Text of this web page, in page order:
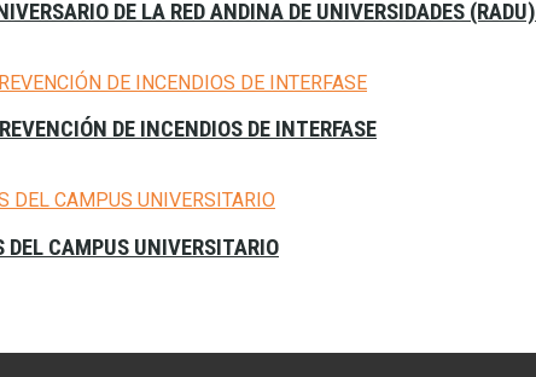
DE LA RED ANDINA DE UNIVERSIDADES (RADU)
DE INCENDIOS DE INTERFASE
DEL CAMPUS UNIVERSITARIO